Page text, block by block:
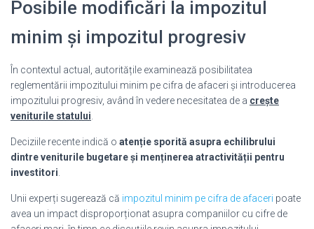
Posibile modificări la impozitul
minim și impozitul progresiv
În contextul actual, autoritățile examinează posibilitatea
reglementării impozitului minim pe cifra de afaceri și introducerea
impozitului progresiv, având în vedere necesitatea de a crește
veniturile statului
Deciziile recente indică o atenție sporită asupra echilibrului
dintre veniturile bugetare și menținerea atractivității pentru
investitori
Unii experți sugerează că impozitul minim pe cifra de afaceri poate
avea un impact disproporționat asupra companiilor cu cifre de